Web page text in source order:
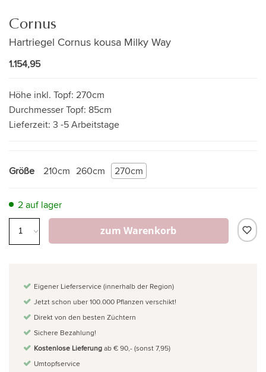
Cornus
Hartriegel Cornus kousa Milky Way
1.154,95
Höhe inkl. Topf: 270cm
Durchmesser Topf: 85cm
Lieferzeit: 3 -5 Arbeitstage
Größe 260cm
210cm 270cm
2 auf lager
zum Warenkorb
Eigener Lieferservice (innerhalb der Region)
Jetzt schon uber 100.000 Pflanzen verschikt!
Direkt von den besten Züchtern
Sichere Bezahlung!
Kostenlose Lieferungab € 90,- (sonst 7,95)
Umtopfservice